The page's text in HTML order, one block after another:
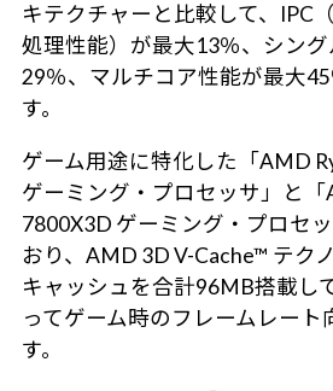
キテクチャーと比較して、IPC
処理性能）が最大13％、シン
29％、マルチコア性能が最大
す。
ゲーム用途に特化した「AMD
ゲーミング・プロセッサ」と「
7800X3D ゲーミング・プロセ
おり、AMD 3D V-Cache™ テク
キャッシュを合計96MB搭載し
ってゲーム時のフレームレート
す。